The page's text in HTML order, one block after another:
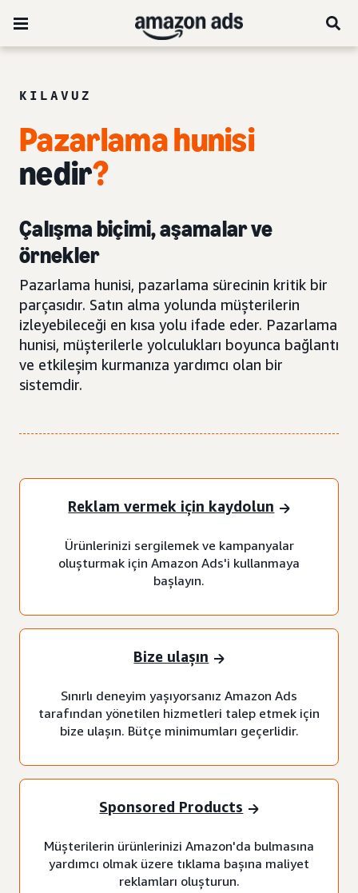
KILAVUZ
Pazarlama hunisi
nedir?
Çalışma biçimi, aşamalar ve
örnekler
Pazarlama hunisi, pazarlama sürecinin kritik bir
parçasıdır. Satın alma yolunda müşterilerin
izleyebileceği en kısa yolu ifade eder. Pazarlama
hunisi, müşterilerle yolculukları boyunca bağlantı
ve etkileşim kurmanıza yardımcı olan bir
sistemdir.
Reklam vermek için kaydolun
Ürünlerinizi sergilemek ve kampanyalar
oluşturmak için Amazon Ads'i kullanmaya
başlayın.
Bize ulaşın
Sınırlı deneyim yaşıyorsanız Amazon Ads
tarafından yönetilen hizmetleri talep etmek için
bize ulaşın. Bütçe minimumları geçerlidir.
Sponsored Products
Müşterilerin ürünlerinizi Amazon'da bulmasına
yardımcı olmak üzere tıklama başına maliyet
reklamları oluşturun.